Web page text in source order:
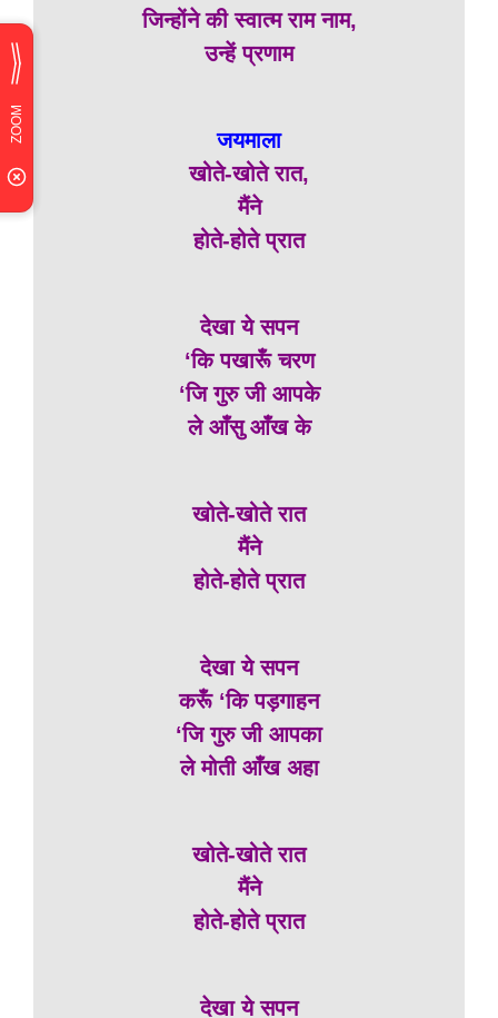
जिन्होंने की स्वात्म राम नाम,
उन्हें प्रणाम
जयमाला
खोते-खोते रात,
मैंने
होते-होते प्रात
देखा ये सपन
‘कि पखारूँ चरण
‘जि गुरु जी आपके
ले आँसु आँख के
खोते-खोते रात
मैंने
होते-होते प्रात
देखा ये सपन
करूँ ‘कि पड़गाहन
‘जि गुरु जी आपका
ले मोती आँख अहा
खोते-खोते रात
मैंने
होते-होते प्रात
देखा ये सपन